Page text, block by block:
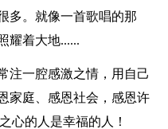
多。就像一首歌唱的那
耀着大地......
注一腔感激之情，用自己
家庭、感恩社会，感恩许
心的人是幸福的人！